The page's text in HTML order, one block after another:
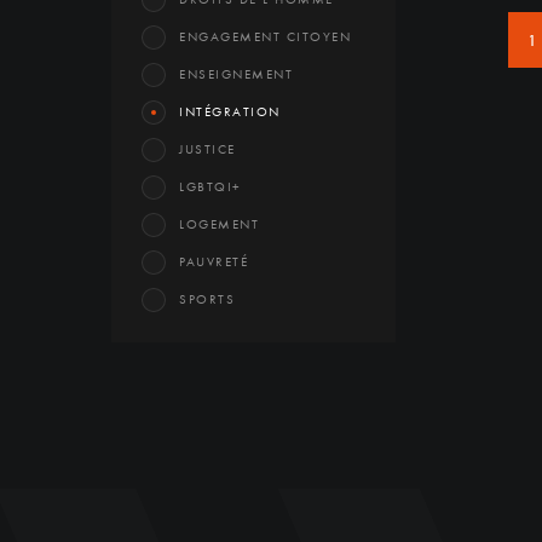
ENGAGEMENT CITOYEN
ENSEIGNEMENT
INTÉGRATION
JUSTICE
LGBTQI+
LOGEMENT
PAUVRETÉ
SPORTS
1